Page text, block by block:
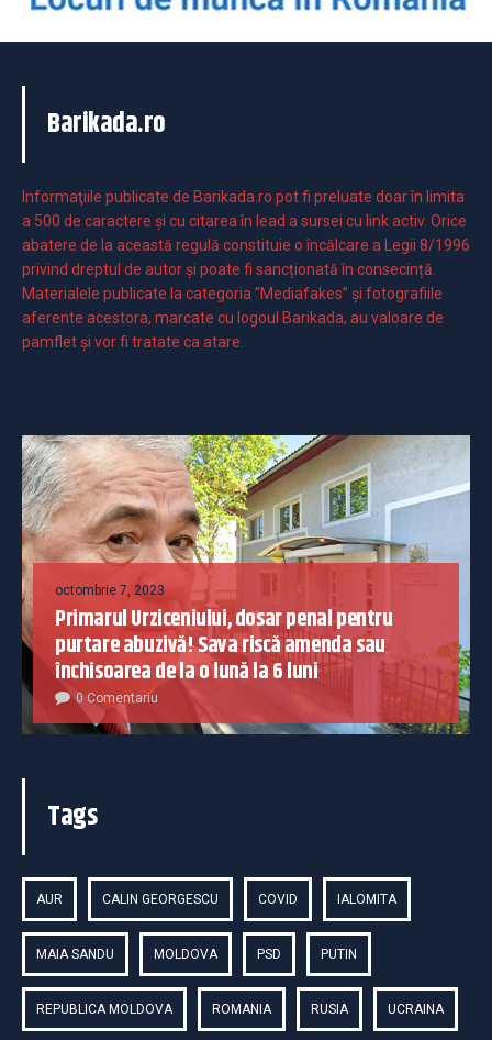
Barikada.ro
Informaţiile publicate de Barikada.ro pot fi preluate doar în limita
a 500 de caractere şi cu citarea în lead a sursei cu link activ. Orice
abatere de la această regulă constituie o încălcare a Legii 8/1996
privind dreptul de autor și poate fi sancționată în consecință.
Materialele publicate la categoria ”Mediafakes” și fotografiile
aferente acestora, marcate cu logoul Barikada, au valoare de
pamflet și vor fi tratate ca atare.
octombrie 7, 2023
Primarul Urziceniului, dosar penal pentru
purtare abuzivă! Sava riscă amenda sau
închisoarea de la o lună la 6 luni
0 Comentariu
Tags
AUR CALIN GEORGESCU COVID IALOMITA
MAIA SANDU MOLDOVA PSD PUTIN
REPUBLICA MOLDOVA ROMANIA RUSIA UCRAINA